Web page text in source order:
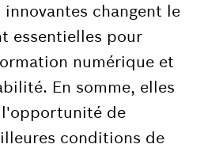
innovantes changent le
essentielles pour
numérique et
En somme, elles
de
conditions de